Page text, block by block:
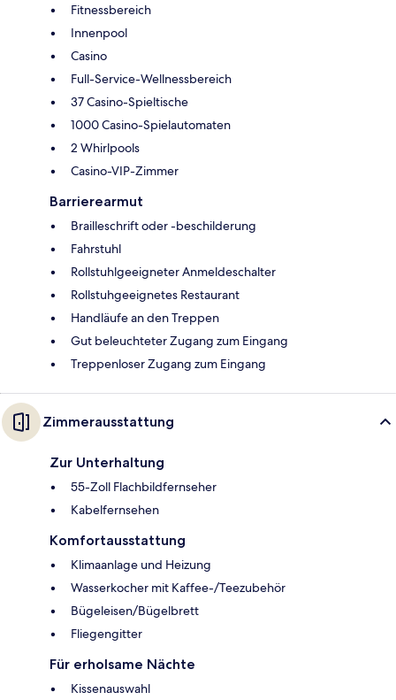
Fitnessbereich
Innenpool
Casino
Full-Service-Wellnessbereich
37 Casino-Spieltische
1000 Casino-Spielautomaten
2 Whirlpools
Casino-VIP-Zimmer
Barrierearmut
Brailleschrift oder -beschilderung
Fahrstuhl
Rollstuhlgeeigneter Anmeldeschalter
Rollstuhgeeignetes Restaurant
Handläufe an den Treppen
Gut beleuchteter Zugang zum Eingang
Treppenloser Zugang zum Eingang
Zimmerausstattung
Zur Unterhaltung
55-Zoll Flachbildfernseher
Kabelfernsehen
Komfortausstattung
Klimaanlage und Heizung
Wasserkocher mit Kaffee-/Teezubehör
Bügeleisen/Bügelbrett
Fliegengitter
Für erholsame Nächte
Kissenauswahl